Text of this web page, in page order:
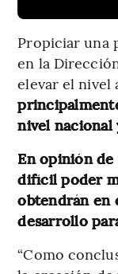
Propiciar una
en la
elevar el nivel
nivel nacional
En opinión
difícil poder
obtendrán en
desarrollo
“Como